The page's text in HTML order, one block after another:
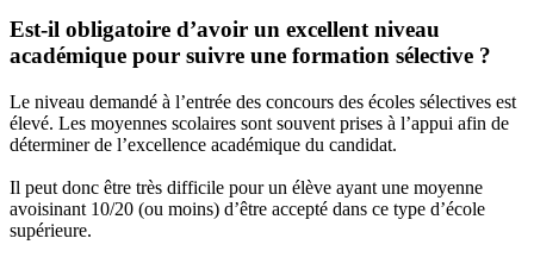
Est-il obligatoire d’avoir un excellent niveau
académique pour suivre une formation sélective ?
Le niveau demandé à l’entrée des concours des écoles sélectives est
élevé. Les moyennes scolaires sont souvent prises à l’appui afin de
déterminer de l’excellence académique du candidat.
Il peut donc être très difficile pour un élève ayant une moyenne
avoisinant 10/20 (ou moins) d’être accepté dans ce type d’école
supérieure.